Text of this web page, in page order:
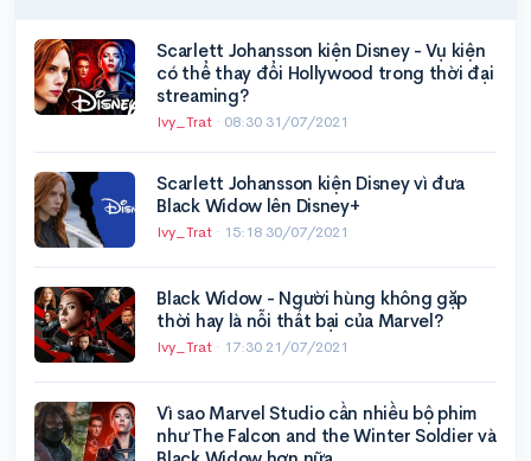
Scarlett Johansson kiện Disney - Vụ kiện
có thể thay đổi Hollywood trong thời đại
streaming?
Ivy_Trat · 08:30 31/07/2021
Scarlett Johansson kiện Disney vì đưa
Black Widow lên Disney+
Ivy_Trat · 15:18 30/07/2021
Black Widow - Người hùng không gặp
thời hay là nỗi thất bại của Marvel?
Ivy_Trat · 17:30 21/07/2021
Vì sao Marvel Studio cần nhiều bộ phim
như The Falcon and the Winter Soldier và